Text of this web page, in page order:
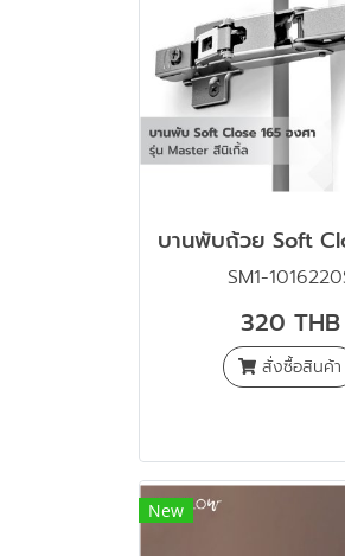
SM1-
320 THB
สั่งซื้อสินค้า
New